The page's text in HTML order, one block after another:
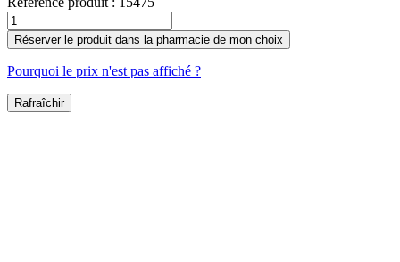
Réserver le produit dans la pharmacie de mon choix
Pourquoi le prix n'est pas affiché ?